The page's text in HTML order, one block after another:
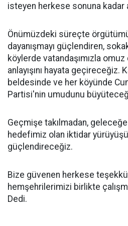
isteyen herkese sonuna kadar
Önümüzdeki süreçte
dayanışmayı güçlendiren,
köylerde vatandaşımızla
anlayışını hayata geçireceğiz.
beldesinde ve her köyünde
Partisi'nin umudunu
Geçmişe takılmadan,
hedefimiz olan iktidar
güçlendireceğiz.
Bize güvenen herkese
hemşehrilerimizi birlikte
Dedi.